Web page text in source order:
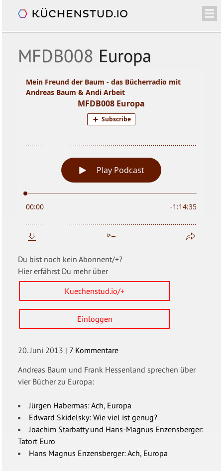
/+ ÜBER SHOP NEWSLETTER
KALENDER
MFDB008 Europa
Du bist noch kein Abonnent/+?
Hier erfährst Du mehr über
Kuechenstud.io/+
Einloggen
20. Juni 2013 | 7 Kommentare
Andreas Baum und Frank Hessenland sprechen über
vier Bücher zu Europa:
Jürgen Habermas: Ach, Europa
Edward Skidelsky: Wie viel ist genug?
Joachim Starbatty und Hans-Magnus Enzensberger:
Tatort Euro
Hans Magnus Enzensberger: Ach, Europa